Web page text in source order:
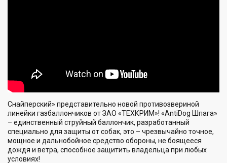
Снайперский» представительно новой противозвериной
линейки газбаллончиков от ЗАО «ТЕХКРИМ»! «AntiDog Шпага»
– единственный струйный баллончик, разработанный
специально для защиты от собак, это – чрезвычайно точное,
мощное и дальнобойное средство обороны, не боящееся
дождя и ветра, способное защитить владельца при любых
условиях!